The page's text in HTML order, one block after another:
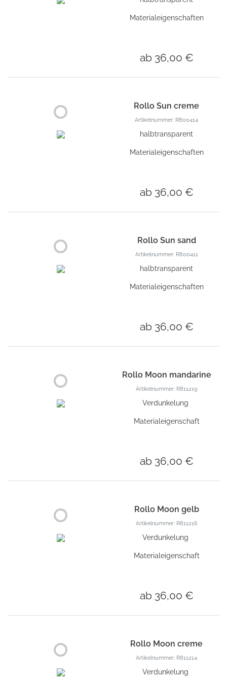
Materialeigenschaften
ab 36,00 €
Rollo Sun creme
Artikelnummer: R800414
halbtransparent
Materialeigenschaften
ab 36,00 €
Rollo Sun sand
Artikelnummer: R800411
halbtransparent
Materialeigenschaften
ab 36,00 €
Rollo Moon mandarine
Artikelnummer: R811219
Verdunkelung
Materialeigenschaft
ab 36,00 €
Rollo Moon gelb
Artikelnummer: R811216
Verdunkelung
Materialeigenschaft
ab 36,00 €
Rollo Moon creme
Artikelnummer: R811214
Verdunkelung